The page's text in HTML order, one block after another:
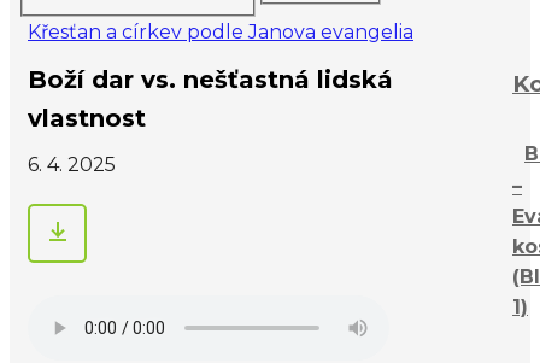
Křesťan a církev podle Janova evangelia
Boží dar vs. nešťastná lidská
vlastnost
6. 4. 2025
–
1)